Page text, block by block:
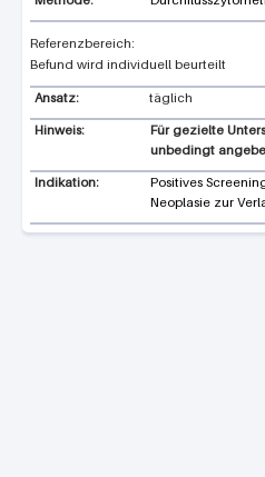
Befund wird individuell beurteilt
Ansatz: täglich
Hinweis:
Für gezielte
unbedingt
Indikation:
Positives
Neoplasie zur